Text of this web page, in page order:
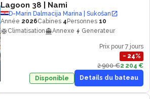
Lagoon 38 | Nami
D-Marin Dalmacija Marina | Sukošan
Année 2026Cabines 4 Personnes 10
Climatisation
Annexe Generateur
Prix pour 7 jours
− 24%
2 900 €2 204 €
Disponible
Details du bateau